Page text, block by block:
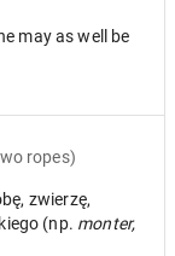
may as well be
ropes)
zwierzę,
(np. monter,